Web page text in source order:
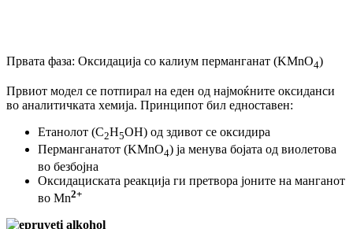
Првата фаза: Оксидација со калиум перманганат (KMnO4)
Првиот модел се потпирал на еден од најмоќните оксиданси
во аналитичката хемија. Принципот бил едноставен:
Етанолот (C2H5OH) од здивот се оксидира
Перманганатот (KMnO4) ја менува бојата од виолетова
во безбојна
Оксидациската реакција ги претвора јоните на манганот
во Mn2+